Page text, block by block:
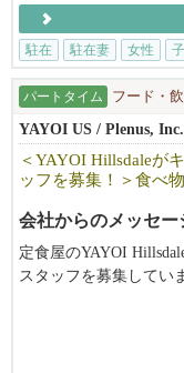
英語に自信がない、社
子どもの学校の時間し
さまざまな背景や課題
をつくりたい、その想
たくさんの日本人女性
駐在
駐在妻 女性
パートタイム フード・
YAYOI US / Plenus, Inc.
＜YAYOI Hillsdaleが
ッフを募集！＞食べ
会社からのメッセー
定食屋のYAYOI
スタッフを募集してい